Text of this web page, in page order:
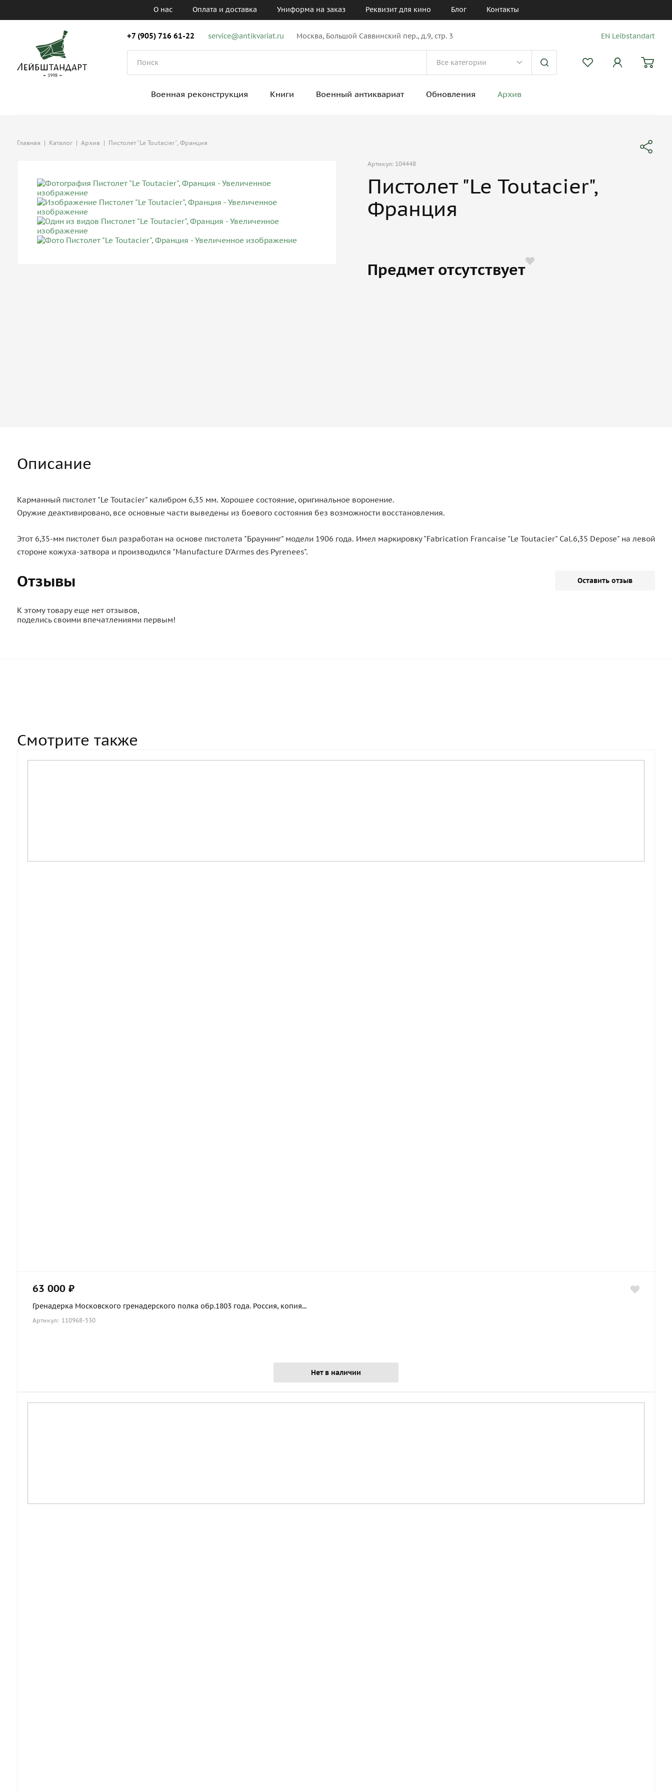
О нас Оплата и доставка Униформа на заказ Реквизит для кино Блог Контакты
+7 (905) 716 61-22 service@antikvariat.ru Москва, Большой Саввинский пер., д.9, стр. 3 EN Leibstandart
Военная реконструкция Книги Военный антиквариат Обновления Архив
Главная | Каталог | Архив | Пистолет "Le Toutacier", Франция
Артикул: 104448
Пистолет "Le Toutacier",
Франция
Предмет отсутствует
Описание
Карманный пистолет "Le Toutacier" калибром 6,35 мм. Хорошее состояние, оригинальное воронение.
Оружие деактивировано, все основные части выведены из боевого состояния без возможности восстановления.
Этот 6,35-мм пистолет был разработан на основе пистолета "Браунинг" модели 1906 года. Имел маркировку "Fabrication Francaise "Le Toutacier" Cal.6,35 Depose" на левой
стороне кожуха-затвора и производился "Manufacture D'Armes des Pyrenees".
Отзывы Оставить отзыв
К этому товару еще нет отзывов,
поделись своими впечатлениями первым!
Смотрите также
63 000 ₽
Гренадерка Московского гренадерского полка обр.1803 года. Россия, копия...
Артикул: 110968-530
Нет в наличии